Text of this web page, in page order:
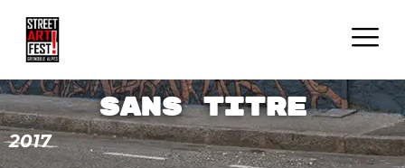
Sans titre
2017